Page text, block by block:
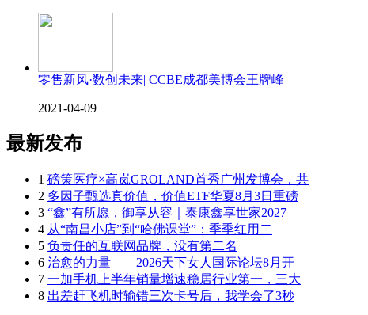
零售新风·数创未来| CCBE成都美博会王牌峰
2021-04-09
最新发布
1 磅策医疗×高岚GROLAND首秀广州发博会，共
2 多因子甄选真价值，价值ETF华夏8月3日重磅
3 “鑫”有所愿，御享从容｜泰康鑫享世家2027
4 从“南昌小店”到“哈佛课堂”：季季红用二
5 负责任的互联网品牌，没有第二名
6 治愈的力量——2026天下女人国际论坛8月开
7 一加手机上半年销量增速稳居行业第一，三大
8 出差赶飞机时输错三次卡号后，我学会了3秒